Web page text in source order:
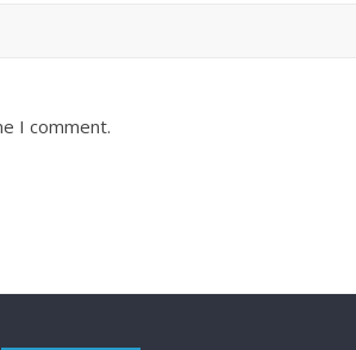
I comment.